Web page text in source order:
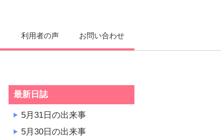
利用者の声 お問い合わせ
最新日誌
5月31日の出来事
5月30日の出来事